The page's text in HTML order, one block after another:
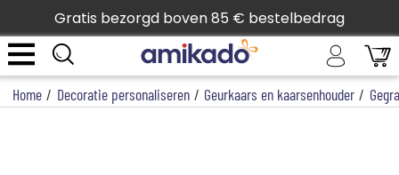
Gratis bezorgd boven 85 € bestelbedrag
Home / Decoratie personaliseren / Geurkaars en kaarsenhouder /